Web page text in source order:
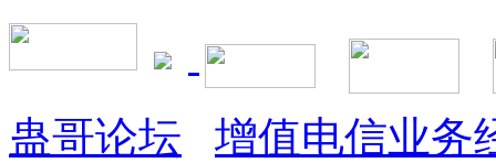
蛊哥论坛
增值电信业务